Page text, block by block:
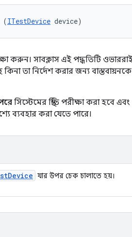
(ITestDevice device)
করুন। সাবক্লাস এই পদ্ধতিটি
কিনা তা নির্দেশ করার জন্য
সিস্টেমের স্থিতি পরীক্ষা করা হবে
ব্যবহার করা যেতে পারে।
Device যার উপর চেক চালাতে হয়।